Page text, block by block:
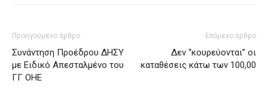
Προηγούμενο άρθρο
Συνάντηση Προέδρου ΔΗΣΥ
με Ειδικό Απεσταλμένο του
ΓΓ ΟΗΕ
Επόμενο άρθρο
Δεν “κουρεύονται” οι
καταθέσεις κάτω των 100,00